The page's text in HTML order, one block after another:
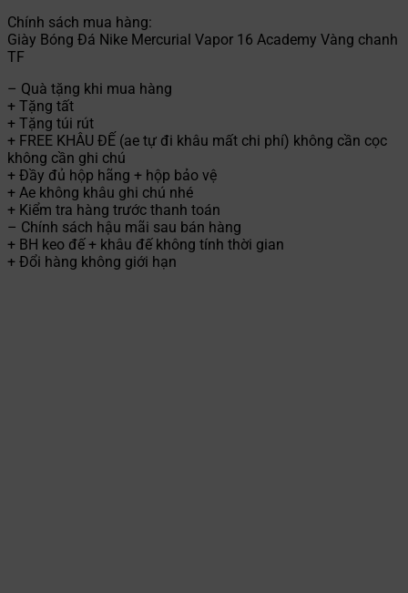
Chính sách mua hàng:
Giày Bóng Đá Nike Mercurial Vapor 16 Academy Vàng chanh
TF
– Quà tặng khi mua hàng
+ Tặng tất
+ Tặng túi rút
+ FREE KHÂU ĐẾ (ae tự đi khâu mất chi phí) không cần cọc
không cần ghi chú
+ Đầy đủ hộp hãng + hộp bảo vệ
+ Ae không khâu ghi chú nhé
+ Kiểm tra hàng trước thanh toán
– Chính sách hậu mãi sau bán hàng
+ BH keo đế + khâu đế không tính thời gian
+ Đổi hàng không giới hạn